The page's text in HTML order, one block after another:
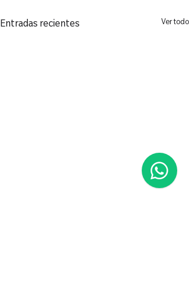
Entradas recientes Ver todo